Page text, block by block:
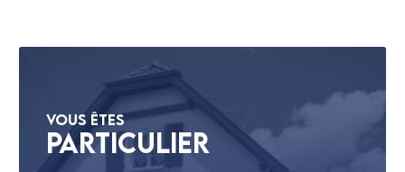
Vous êtes
Particulier